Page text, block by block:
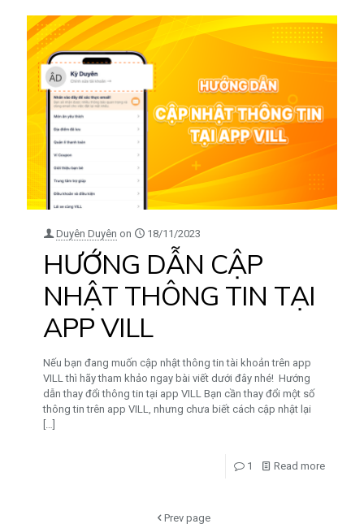
Duyên Duyên on 18/11/2023
HƯỚNG DẪN CẬP
NHẬT THÔNG TIN TẠI
APP VILL
Nếu bạn đang muốn cập nhật thông tin tài khoản trên app
VILL thì hãy tham khảo ngay bài viết dưới đây nhé! Hướng
dẫn thay đổi thông tin tại app VILL Bạn cần thay đổi một số
thông tin trên app VILL, nhưng chưa biết cách cập nhật lại
1 Read more
Prev page